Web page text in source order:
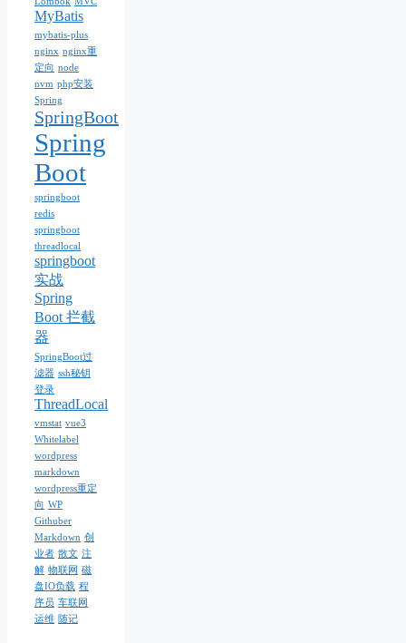
MyBatis
mybatis-plus
nginx nginx重
定向 node
nvm php安装
Spring
SpringBoot
Spring
Boot
springboot
redis
springboot
threadlocal
springboot
实战
Spring
Boot 拦截
器
SpringBoot过
滤器 ssh秘钥
登录
ThreadLocal
vmstat vue3
Whitelabel
wordpress
markdown
wordpress重定
向 WP
Githuber
Markdown 创
业者 散文 注
解 物联网 磁
盘IO负载 程
序员 车联网
运维 随记